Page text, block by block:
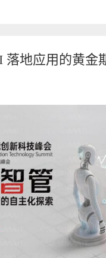
落地应用的黄金